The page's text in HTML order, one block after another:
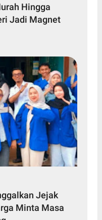
Hingga
Jadi Magnet
Jejak
Minta Masa